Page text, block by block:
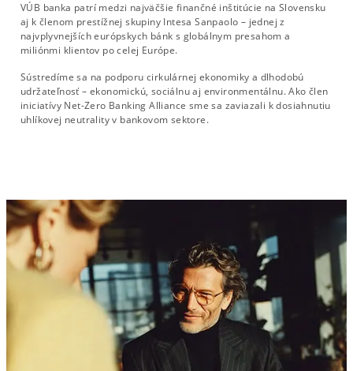
VÚB banka patrí medzi najväčšie finančné inštitúcie na Slovensku
aj k členom prestížnej skupiny Intesa Sanpaolo – jednej z
najvplyvnejších európskych bánk s globálnym presahom a
miliónmi klientov po celej Európe.
Sústredíme sa na podporu cirkulárnej ekonomiky a dlhodobú
udržateľnosť – ekonomickú, sociálnu aj environmentálnu. Ako člen
iniciatívy Net-Zero Banking Alliance sme sa zaviazali k dosiahnutiu
uhlíkovej neutrality v bankovom sektore.